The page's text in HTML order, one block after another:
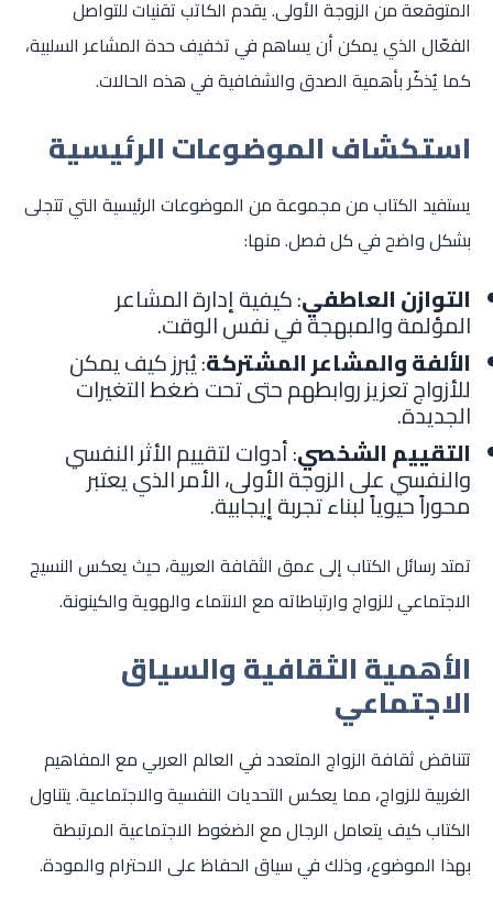
المتوقعة من الزوجة الأولى. يقدم الكاتب تقنيات للتواصل
الفعّال الذي يمكن أن يساهم في تخفيف حدة المشاعر السلبية،
كما يُذكّر بأهمية الصدق والشفافية في هذه الحالات.
استكشاف الموضوعات الرئيسية
يستفيد الكتاب من مجموعة من الموضوعات الرئيسية التي تتجلى
بشكل واضح في كل فصل. منها:
التوازن العاطفي: كيفية إدارة المشاعر
المؤلمة والمبهجة في نفس الوقت.
الألفة والمشاعر المشتركة: يُبرز كيف يمكن
للأزواج تعزيز روابطهم حتى تحت ضغط التغيرات
الجديدة.
التقييم الشخصي: أدوات لتقييم الأثر النفسي
والنفسي على الزوجة الأولى، الأمر الذي يعتبر
محوراً حيوياً لبناء تجربة إيجابية.
تمتد رسائل الكتاب إلى عمق الثقافة العربية، حيث يعكس النسيج
الاجتماعي للزواج وارتباطاته مع الانتماء والهوية والكينونة.
الأهمية الثقافية والسياق
الاجتماعي
تتناقض ثقافة الزواج المتعدد في العالم العربي مع المفاهيم
الغربية للزواج، مما يعكس التحديات النفسية والاجتماعية. يتناول
الكتاب كيف يتعامل الرجال مع الضغوط الاجتماعية المرتبطة
بهذا الموضوع، وذلك في سياق الحفاظ على الاحترام والمودة.